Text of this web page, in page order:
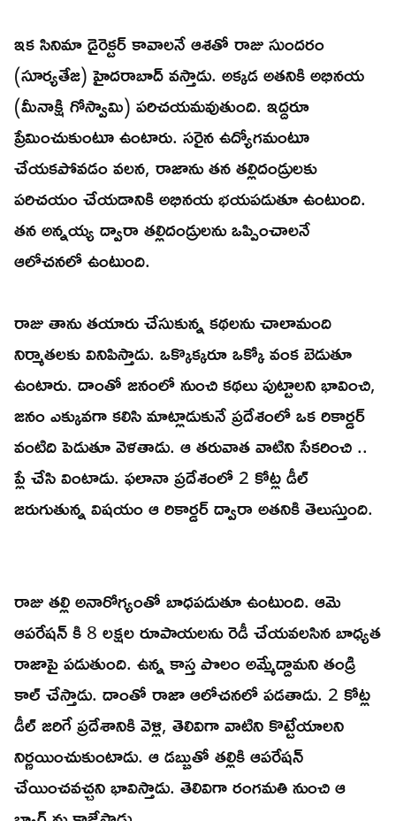
ఇక సినిమా డైరెక్టర్ కావాలనే ఆశతో రాజు సుందరం
(సూర్యతేజ) హైదరాబాద్ వస్తాడు. అక్కడ అతనికి అభినయ
(మీనాక్షి గోస్వామి) పరిచయమవుతుంది. ఇద్దరూ
ప్రేమించుకుంటూ ఉంటారు. సరైన ఉద్యోగమంటూ
చేయకపోవడం వలన, రాజాను తన తల్లిదండ్రులకు
పరిచయం చేయడానికి అభినయ భయపడుతూ ఉంటుంది.
తన అన్నయ్య ద్వారా తల్లిదండ్రులను ఒప్పించాలనే
ఆలోచనలో ఉంటుంది.
రాజు తాను తయారు చేసుకున్న కథలను చాలామంది
నిర్మాతలకు వినిపిస్తాడు. ఒక్కొక్కరూ ఒక్కో వంక బెడుతూ
ఉంటారు. దాంతో జనంలో నుంచి కథలు పుట్టాలని భావించి,
జనం ఎక్కువగా కలిసి మాట్లాడుకునే ప్రదేశంలో ఒక రికార్డర్
వంటిది పెడుతూ వెళతాడు. ఆ తరువాత వాటిని సేకరించి ..
ప్లే చేసి వింటాడు. ఫలానా ప్రదేశంలో 2 కోట్ల డీల్
జరుగుతున్న విషయం ఆ రికార్డర్ ద్వారా అతనికి తెలుస్తుంది.
రాజు తల్లి అనారోగ్యంతో బాధపడుతూ ఉంటుంది. ఆమె
ఆపరేషన్ కి 8 లక్షల రూపాయలను రెడీ చేయవలసిన బాధ్యత
రాజాపై పడుతుంది. ఉన్న కాస్త పొలం అమ్మేద్దామని తండ్రి
కాల్ చేస్తాడు. దాంతో రాజా ఆలోచనలో పడతాడు. 2 కోట్ల
డీల్ జరిగే ప్రదేశానికి వెళ్లి, తెలివిగా వాటిని కొట్టేయాలని
నిర్ణయించుకుంటాడు. ఆ డబ్బుతో తల్లికి ఆపరేషన్
చేయించవచ్చని భావిస్తాడు. తెలివిగా రంగమతి నుంచి ఆ